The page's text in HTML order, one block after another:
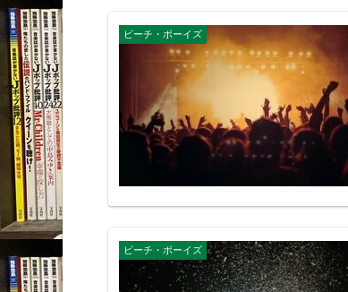
ビーチ・ボーイズ
ビーチ・ボーイズ